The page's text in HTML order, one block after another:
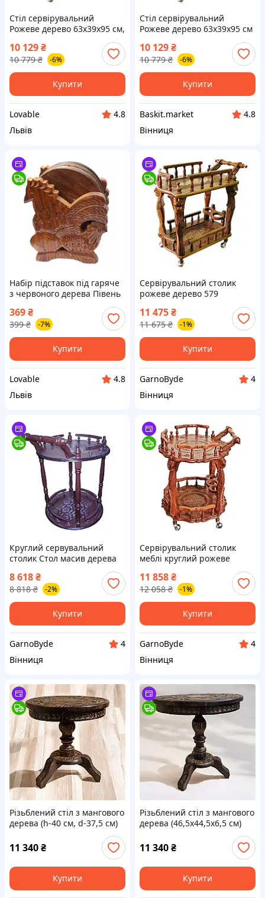
Стіл сервірувальний
Рожеве дерево 63х39х95 см,
напоїв та закусок
(дерев'яний), Рожевий
10 129₴
10 779 ₴ -6%
Купити
Lovable
4.8
Львів
Стіл сервірувальний
Рожеве дерево 63х39х95 см
10 129₴
10 779 ₴ -6%
Купити
Baskit.market
4.8
Вінниця
Набір підставок під гаряче
з червоного дерева Півень
6 шт, дерев'яні підставки-
костери сервірувальні для
столу
369₴
399 ₴ -7%
Купити
Lovable
4.8
Львів
Сервірувальний столик
рожеве дерево 579
компактний столик розміри
63х39х95 см woodline для
вітальні та кухні
11 475₴
11 675 ₴ -1%
Купити
GarnoByde
4
Вінниця
Круглий сервувальний
столик Стол масив дерева
коричневий для вітальні з
полицею з дерева
8 618₴
8 818 ₴ -2%
Купити
GarnoByde
4
Вінниця
Сервірувальний столик
меблі круглий рожеве
дерево 80х64х59 см artwood
ручна робота для вітальні
та кухні
11 858₴
12 058 ₴ -1%
Купити
GarnoByde
4
Вінниця
Різьблений стіл з мангового
дерева (h-40 см, d-37,5 см)
11 340₴
Купити
Різьблений стіл з мангового
дерева (46,5х44,5х6,5 см)
11 340₴
Купити